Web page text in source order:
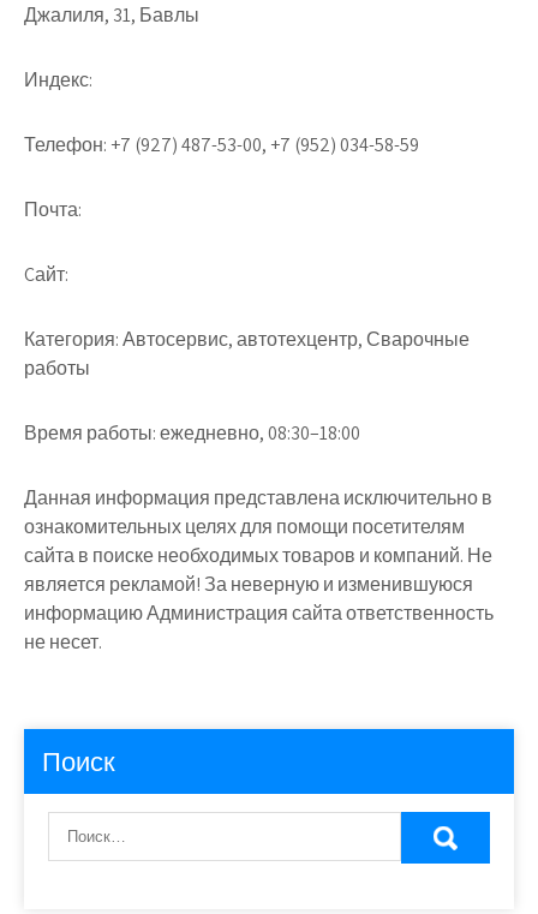
Джалиля, 31, Бавлы
Индекс:
Телефон: +7 (927) 487-53-00, +7 (952) 034-58-59
Почта:
Cайт:
Категория:Автосервис, автотехцентр, Сварочные
работы
Время работы:ежедневно, 08:30–18:00
Данная информация представлена исключительно в
ознакомительных целях для помощи посетителям
сайта в поиске необходимых товаров и компаний. Не
является рекламой! За неверную и изменившуюся
информацию Администрация сайта ответственность
не несет.
Поиск